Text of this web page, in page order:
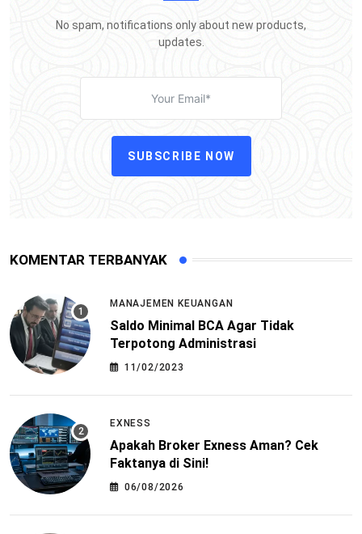
No spam, notifications only about new products,
updates.
SUBSCRIBE NOW
KOMENTAR TERBANYAK
MANAJEMEN KEUANGAN
Saldo Minimal BCA Agar Tidak
Terpotong Administrasi
11/02/2023
EXNESS
Apakah Broker Exness Aman? Cek
Faktanya di Sini!
06/08/2026